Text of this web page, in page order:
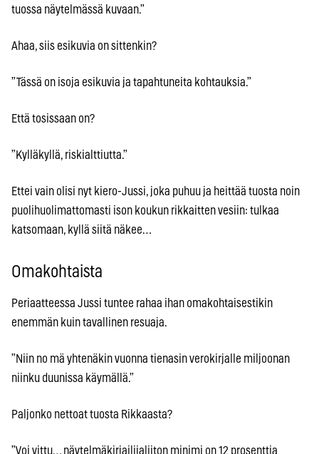
tuossa näytelmässä kuvaan.”
Ahaa, siis esikuvia on sittenkin?
”Tässä on isoja esikuvia ja tapahtuneita kohtauksia.”
Että tosissaan on?
”Kylläkyllä, riskialttiutta.”
Ettei vain olisi nyt kiero-Jussi, joka puhuu ja heittää tuosta noin
puolihuolimattomasti ison koukun rikkaitten vesiin: tulkaa
katsomaan, kyllä siitä näkee…
Omakohtaista
Periaatteessa Jussi tuntee rahaa ihan omakohtaisestikin
enemmän kuin tavallinen resuaja.
”Niin no mä yhtenäkin vuonna tienasin verokirjalle miljoonan
niinku duunissa käymällä.”
Paljonko nettoat tuosta Rikkaasta?
”Voi vittu… näytelmäkirjailijaliiton minimi on 12 prosenttia